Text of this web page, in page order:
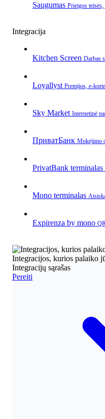
Saugumas Prieigos
Integracija
Kitchen Screen Darbas
Loyallyst Premijos,
Sky Market Internetinė
ПриватБанк Mokėjimo
PrivatBank terminalas
Mono terminalas
Expirenza by mono
Integracijos, kurios palaiko
Integracijų sąrašas
Pereiti